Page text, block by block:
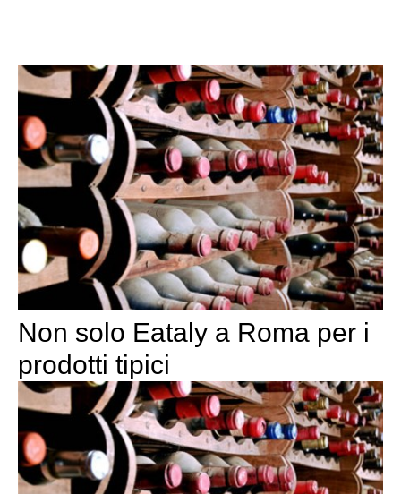
Non solo Eataly a Roma per i
prodotti tipici